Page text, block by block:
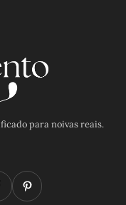
para noivas reais.
P